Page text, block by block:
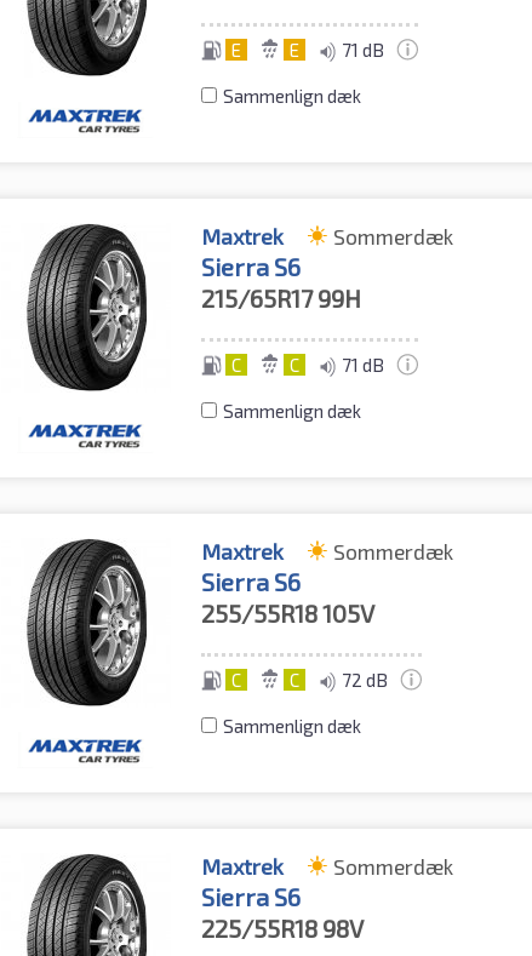
E E 71 dB
Sammenlign dæk
Maxtrek Sommerdæk
Sierra S6
215/65R1799H
C C 71 dB
Sammenlign dæk
Maxtrek Sommerdæk
Sierra S6
255/55R18105V
C C 72 dB
Sammenlign dæk
Maxtrek Sommerdæk
Sierra S6
225/55R18 98V